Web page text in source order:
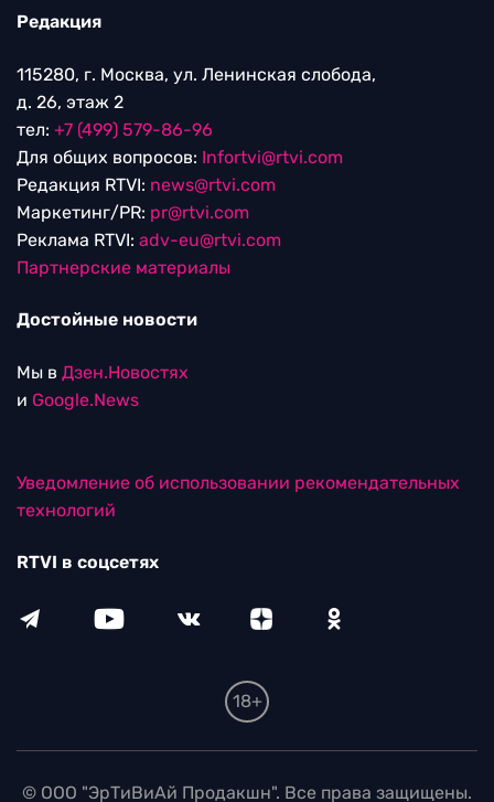
Редакция
115280, г. Москва, ул. Ленинская слобода,
д. 26, этаж 2
тел: +7 (499) 579-86-96
Для общих вопросов: Infortvi@rtvi.com
Редакция RTVI: news@rtvi.com
Маркетинг/PR: pr@rtvi.com
Реклама RTVI: adv-eu@rtvi.com
Партнерские материалы
Достойные новости
Мы в Дзен.Новостях
и Google.News
Уведомление об использовании рекомендательных
технологий
RTVI в соцсетях
18+
© ООО "ЭрТиВиАй Продакшн". Все права защищены.